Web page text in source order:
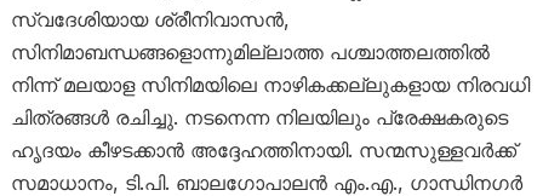
സ്വദേശിയായ ശ്രീനിവാസൻ,
സിനിമാബന്ധങ്ങളൊന്നുമില്ലാത്ത പശ്ചാത്തലത്തിൽ
നിന്ന് മലയാള സിനിമയിലെ നാഴികക്കല്ലുകളായ നിരവധി
ചിത്രങ്ങൾ രചിച്ചു. നടനെന്ന നിലയിലും പ്രേക്ഷകരുടെ
ഹൃദയം കീഴടക്കാൻ അദ്ദേഹത്തിനായി. സന്മസുള്ളവർക്ക്
സമാധാനം, ടി.പി. ബാലഗോപാലൻ എം.എ., ഗാന്ധിനഗർ